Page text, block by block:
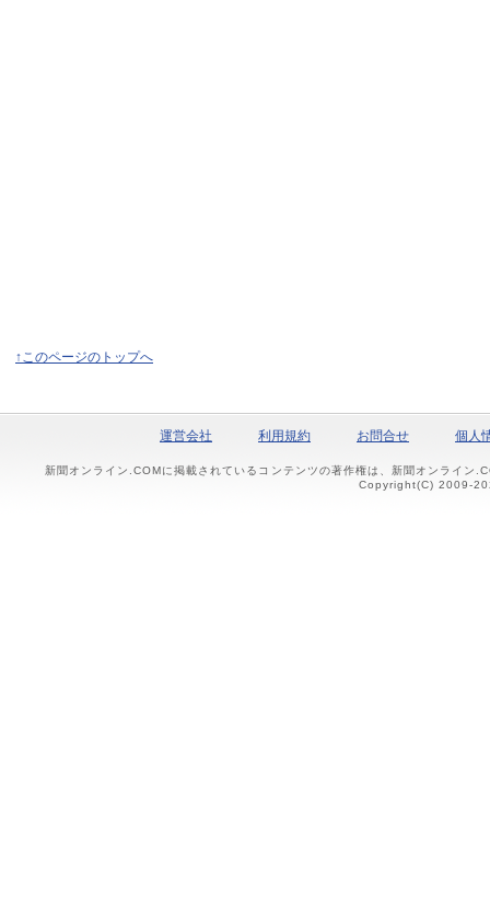
↑このページのトップへ
運営会社 利用規約 お問合せ 個人
新聞オンライン.COMに掲載されているコンテンツの著作権は、新聞オンライン
Copyright(C) 2009-